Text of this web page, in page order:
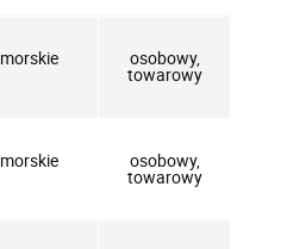
morskie osobowy,
towarowy
morskie osobowy,
towarowy